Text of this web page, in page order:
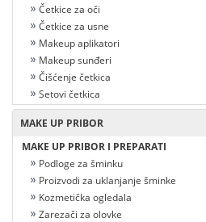
Četkice za oči
Četkice za usne
Makeup aplikatori
Makeup sunđeri
Čišćenje četkica
Setovi četkica
MAKE UP PRIBOR
MAKE UP PRIBOR I PREPARATI
Podloge za šminku
Proizvodi za uklanjanje šminke
Kozmetička ogledala
Zarezači za olovke